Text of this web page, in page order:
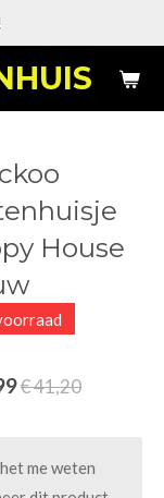
House
€ 41,20
me weten